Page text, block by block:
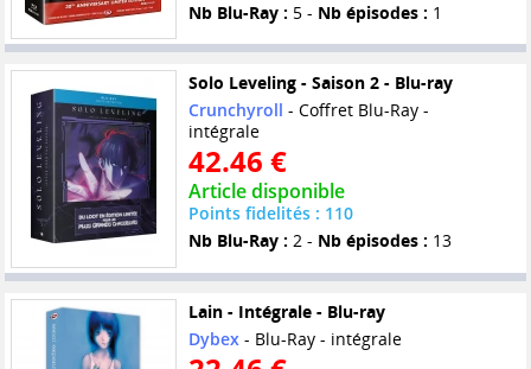
Nb Blu-Ray : 5 - Nb épisodes : 1
Solo Leveling - Saison 2 - Blu-ray
Crunchyroll - Coffret Blu-Ray -
intégrale
42.46 €
Article disponible
Points fidelités : 110
Nb Blu-Ray : 2 - Nb épisodes : 13
Lain - Intégrale - Blu-ray
Dybex - Blu-Ray - intégrale